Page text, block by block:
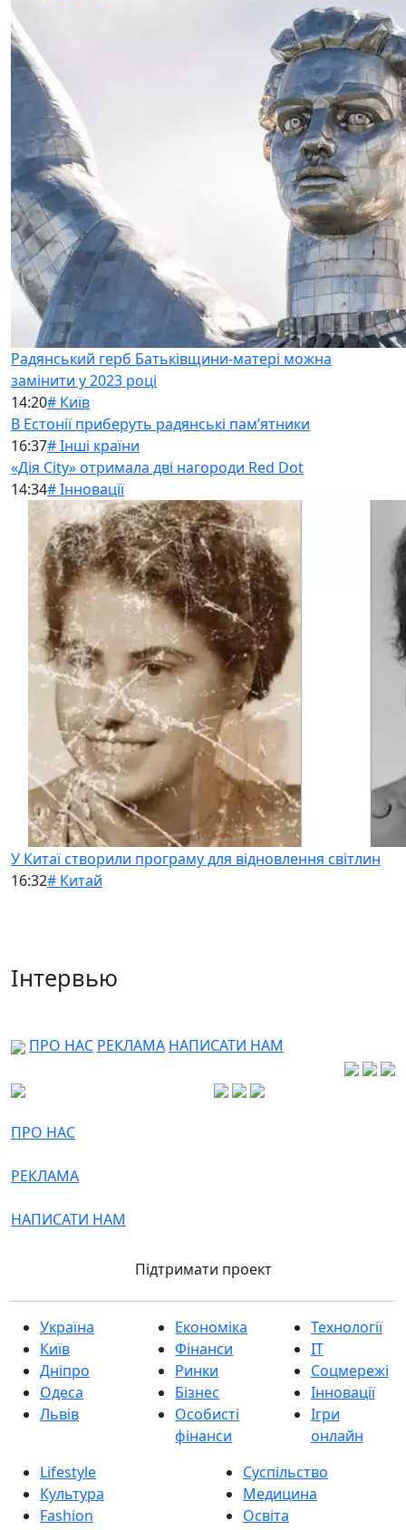
Радянський герб Батьківщини-матері можна
замінити у 2023 році
14:20# Київ
В Естонії приберуть радянські памʼятники
16:37# Інші країни
«Дія City» отримала дві нагороди Red Dot
14:34# Інновації
У Китаї створили програму для відновлення світлин
16:32# Китай
Інтервью
ПРО НАС РЕКЛАМА НАПИСАТИ НАМ
ПРО НАС
РЕКЛАМА
НАПИСАТИ НАМ
Підтримати проект
Україна
Київ
Дніпро
Одеса
Львів
Економіка
Фінанси
Ринки
Бізнес
Особисті
фінанси
Технології
IT
Соцмережі
Інновації
Ігри
онлайн
Lifestyle
Культура
Fashion
Суспільство
Медицина
Освіта